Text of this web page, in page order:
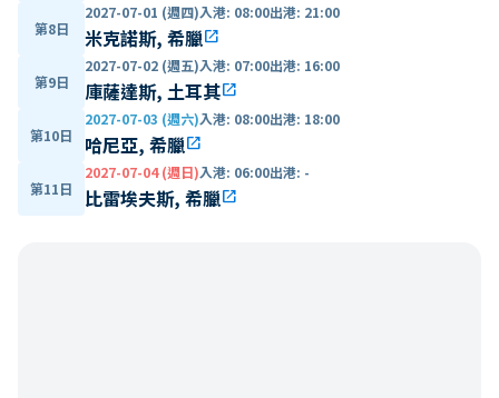
第8日
2027-07-01 (週四)入港: 08:00出港: 21:00
米克諾斯, 希臘open_in_new
第9日
2027-07-02 (週五)入港: 07:00出港: 16:00
庫薩達斯, 土耳其open_in_new
第10日
2027-07-03 (週六)入港: 08:00出港: 18:00
哈尼亞, 希臘open_in_new
第11日
2027-07-04 (週日)入港: 06:00出港: -
比雷埃夫斯, 希臘open_in_new